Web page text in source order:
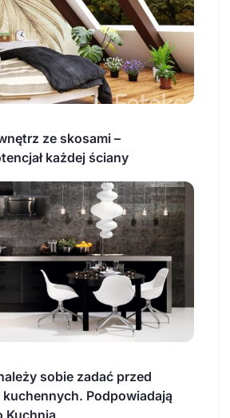
ze skosami –
każdej ściany
sobie zadać przed
kuchennych. Podpowiadają